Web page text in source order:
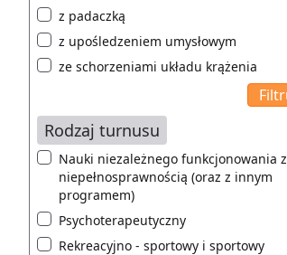
z padaczką
z upośledzeniem umysłowym
ze schorzeniami układu krążenia
Rodzaj turnusu
Nauki niezależnego funkcjonowania z
niepełnosprawnością (oraz z innym
programem)
Psychoterapeutyczny
Rekreacyjno - sportowy i sportowy